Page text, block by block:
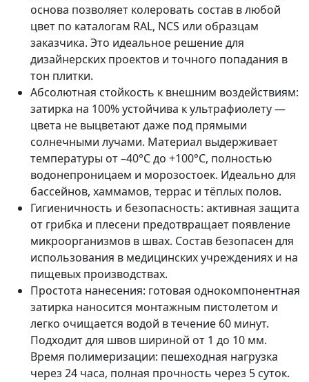
основа позволяет колеровать состав в любой
цвет по каталогам RAL, NCS или образцам
заказчика. Это идеальное решение для
дизайнерских проектов и точного попадания в
тон плитки.
Абсолютная стойкость к внешним воздействиям:
затирка на 100% устойчива к ультрафиолету —
цвета не выцветают даже под прямыми
солнечными лучами. Материал выдерживает
температуры от –40°C до +100°C, полностью
водонепроницаем и морозостоек. Идеально для
бассейнов, хаммамов, террас и тёплых полов.
Гигиеничность и безопасность: активная защита
от грибка и плесени предотвращает появление
микроорганизмов в швах. Состав безопасен для
использования в медицинских учреждениях и на
пищевых производствах.
Простота нанесения: готовая однокомпонентная
затирка наносится монтажным пистолетом и
легко очищается водой в течение 60 минут.
Подходит для швов шириной от 1 до 10 мм.
Время полимеризации: пешеходная нагрузка
через 24 часа, полная прочность через 5 суток.